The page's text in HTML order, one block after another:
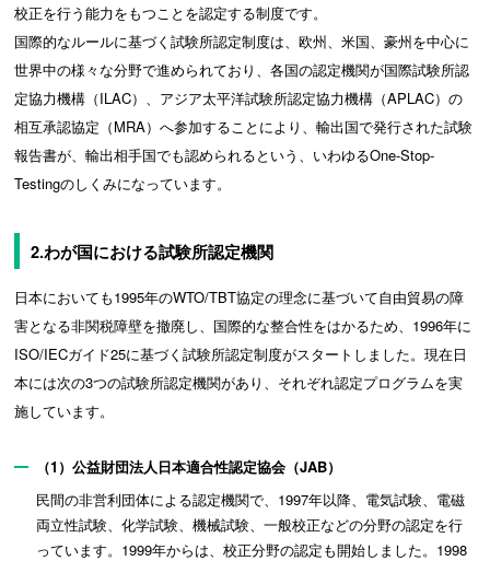
校正を行う能力をもつことを認定する制度です。
国際的なルールに基づく試験所認定制度は、欧州、米国、豪州を中心に
世界中の様々な分野で進められており、各国の認定機関が国際試験所認
定協力機構（ILAC）、アジア太平洋試験所認定協力機構（APLAC）の
相互承認協定（MRA）へ参加することにより、輸出国で発行された試験
報告書が、輸出相手国でも認められるという、いわゆるOne-Stop-
Testingのしくみになっています。
2.わが国における試験所認定機関
日本においても1995年のWTO/TBT協定の理念に基づいて自由貿易の障
害となる非関税障壁を撤廃し、国際的な整合性をはかるため、1996年に
ISO/IECガイド25に基づく試験所認定制度がスタートしました。現在日
本には次の3つの試験所認定機関があり、それぞれ認定プログラムを実
施しています。
（1）公益財団法人日本適合性認定協会（JAB）
民間の非営利団体による認定機関で、1997年以降、電気試験、電磁
両立性試験、化学試験、機械試験、一般校正などの分野の認定を行
っています。1999年からは、校正分野の認定も開始しました。1998